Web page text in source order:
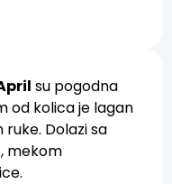
su pogodna
od kolica je lagan
Dolazi sa
mekom